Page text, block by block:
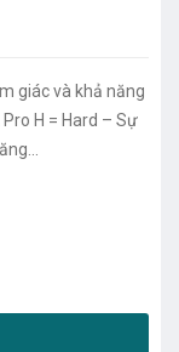
giác và khả năng
H = Hard – Sự